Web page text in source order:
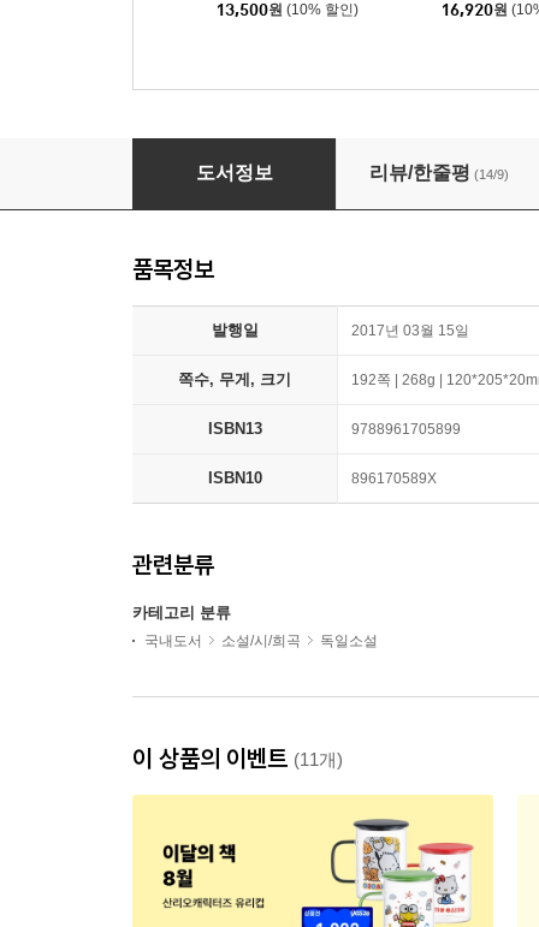
13,500원 (10% 할인) 16,920원
씁쓸한 초콜릿
도서정보 리뷰/한줄평 (14/9)
품목정보
발행일 2017년 03월 15일
쪽수, 무게, 크기 192쪽 | 268g |
ISBN13 9788961705899
ISBN10 896170589X
관련분류
카테고리 분류
국내도서 소설/시/희곡 독일소설
이 상품의 이벤트 (11개)